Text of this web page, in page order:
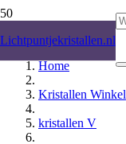
Lichtpuntjekristallen.nl
Home
Kristallen Winkel
kristallen V